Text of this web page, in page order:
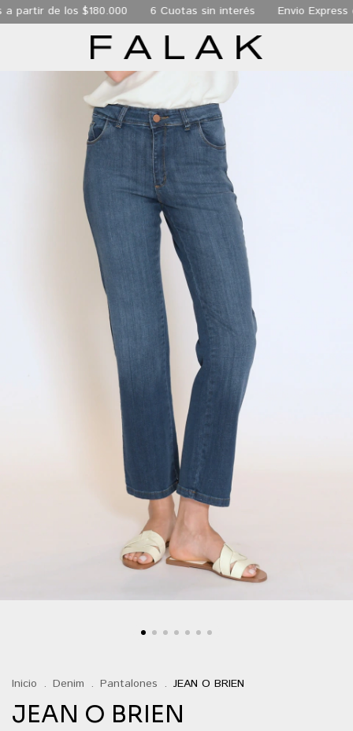
los $180.000 6 Cuotas sin interés Envio Express de 24
Inicio . Denim . Pantalones . JEAN O BRIEN
JEAN O BRIEN